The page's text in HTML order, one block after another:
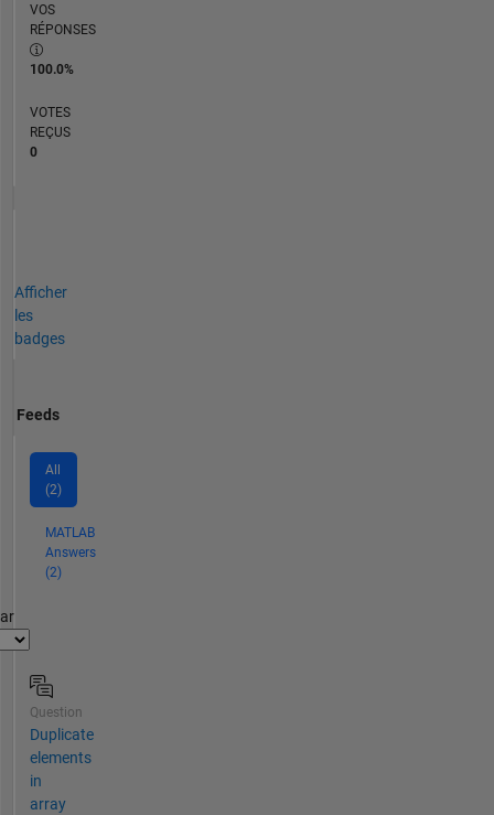
VOS
RÉPONSES
100.0%
VOTES
REÇUS
0
Afficher
les
badges
Feeds
All
(2)
MATLAB
Answers
(2)
Question
Duplicate
elements
in
array